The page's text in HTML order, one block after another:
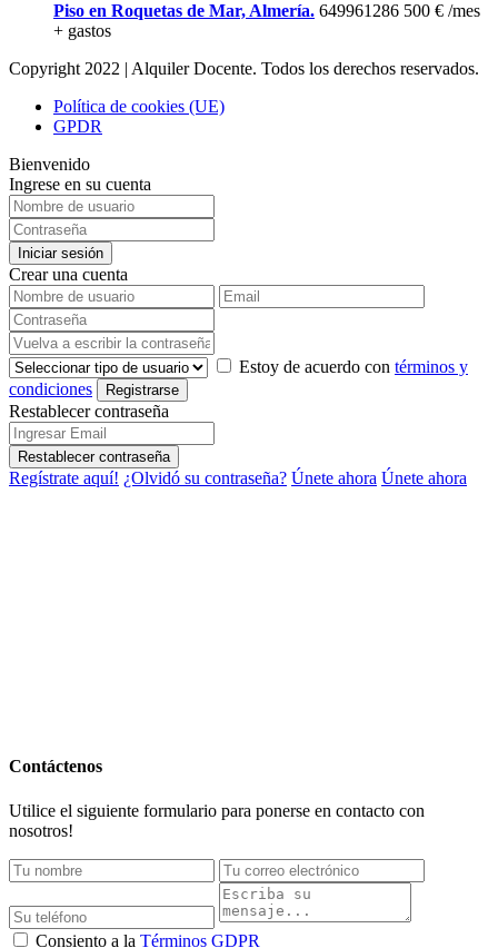
Piso en Roquetas de Mar, Almería. 649961286 500 € /mes
+ gastos
Copyright 2022 | Alquiler Docente. Todos los derechos reservados.
Política de cookies (UE)
GPDR
Bienvenido
Ingrese en su cuenta
Iniciar sesión
Crear una cuenta
Estoy de acuerdo con términos y
condiciones
Registrarse
Restablecer contraseña
Restablecer contraseña
Regístrate aquí! ¿Olvidó su contraseña? Únete ahora Únete ahora
Contáctenos
Utilice el siguiente formulario para ponerse en contacto con
nosotros!
Consiento a la Términos GDPR